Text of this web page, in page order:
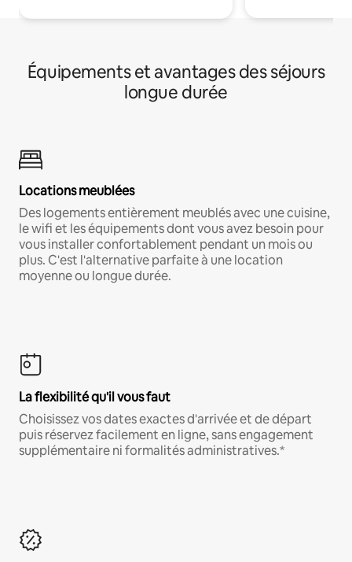
Équipements et avantages des séjours
longue durée
Locations meublées
Des logements entièrement meublés avec une cuisine,
le wifi et les équipements dont vous avez besoin pour
vous installer confortablement pendant un mois ou
plus. C'est l'alternative parfaite à une location
moyenne ou longue durée.
La flexibilité qu'il vous faut
Choisissez vos dates exactes d'arrivée et de départ
puis réservez facilement en ligne, sans engagement
supplémentaire ni formalités administratives.*